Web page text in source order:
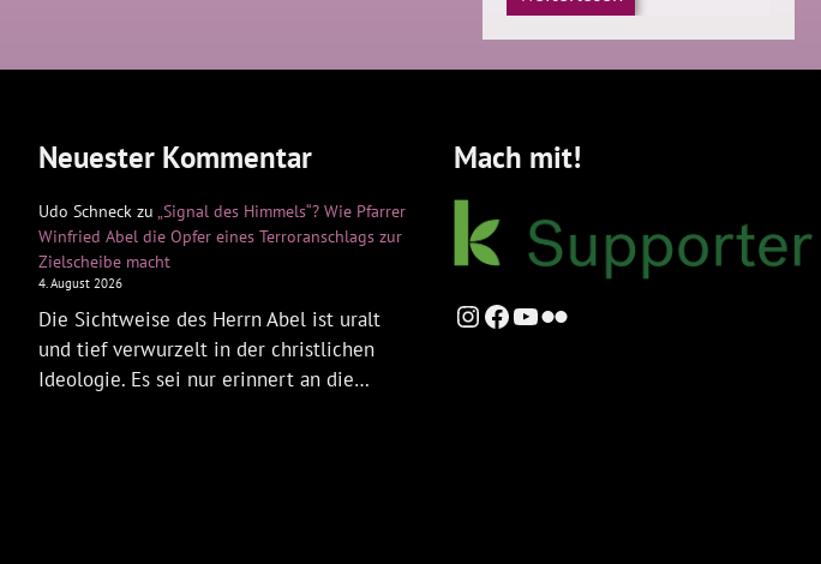
Neuester Kommentar
Udo Schneck zu „Signal des Himmels“? Wie Pfarrer
Winfried Abel die Opfer eines Terroranschlags zur
Zielscheibe macht
4. August 2026
Die Sichtweise des Herrn Abel ist uralt
und tief verwurzelt in der christlichen
Ideologie. Es sei nur erinnert an die…
Mach mit!
Instagram
Facebook
YouTube
Flickr